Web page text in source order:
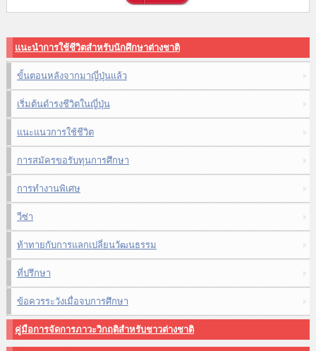
แนะนำการใช้ชีวิตสำหรับนักศึกษาต่างชาติ
ขั้นตอนหลังจากมาญี่ปุ่นแล้ว
เริ่มต้นดำรงชีวิตในญี่ปุ่น
แนะแนวการใช้ชีวิต
การสมัครขอรับทุนการศึกษา
การทำงานพิเศษ
วีซ่า
ท้าทายกับการแลกเปลี่ยนวัฒนธรรม
ที่ปรึกษา
ข้อควรระวังเมื่อจบการศึกษา
คู่มือการจัดการภาวะวิกฤติสำหรับชาวต่างชาติ